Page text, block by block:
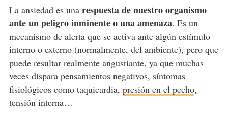
La ansiedad es una respuesta de nuestro organismo
ante un peligro inminente o una amenaza. Es un
mecanismo de alerta que se activa ante algún estímulo
interno o externo (normalmente, del ambiente), pero que
puede resultar realmente angustiante, ya que muchas
veces dispara pensamientos negativos, síntomas
fisiológicos como taquicardia, presión en el pecho,
tensión interna…